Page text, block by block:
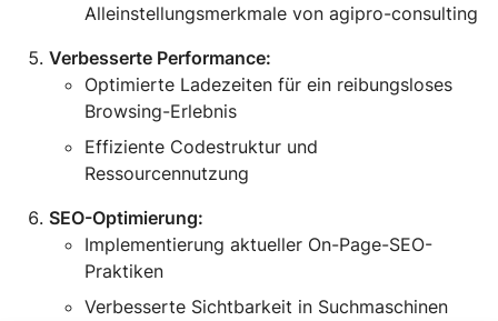
Alleinstellungsmerkmale von agipro-consulting
Verbesserte Performance:
Optimierte Ladezeiten für ein reibungsloses
Browsing-Erlebnis
Effiziente Codestruktur und
Ressourcennutzung
SEO-Optimierung:
Implementierung aktueller On-Page-SEO-
Praktiken
Verbesserte Sichtbarkeit in Suchmaschinen